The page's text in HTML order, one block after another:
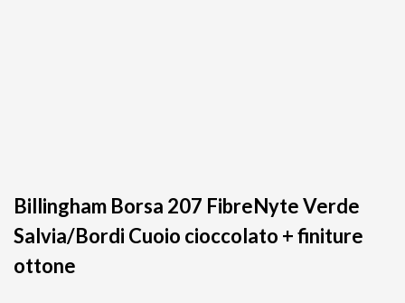
Billingham Borsa 207 FibreNyte Verde
Salvia/Bordi Cuoio cioccolato + finiture
ottone